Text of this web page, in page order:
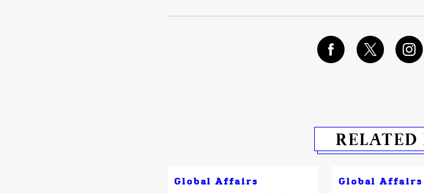
RELATED
Global Affairs Global Affairs